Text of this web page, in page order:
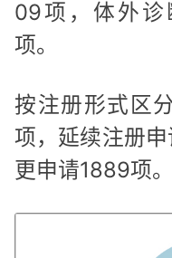
09项，体外
项。
按注册形式区
项，延续注册
更申请1889项。